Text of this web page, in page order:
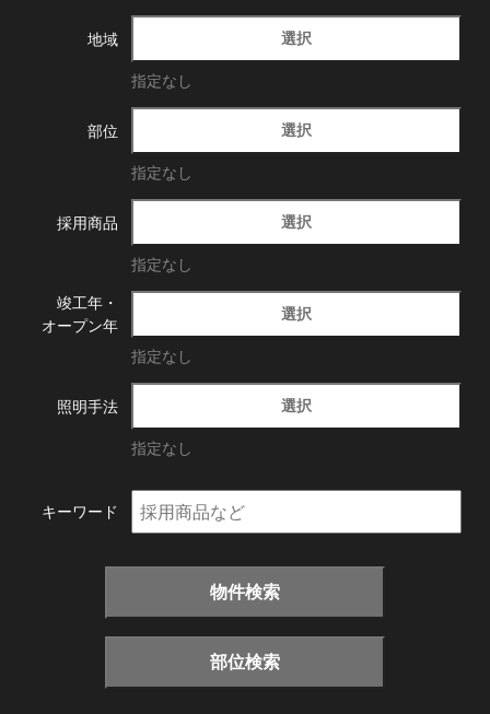
地域 選択
指定なし
部位 選択
指定なし
採用商品 選択
指定なし
竣工年・
オープン年
選択
指定なし
照明手法 選択
指定なし
キーワード
物件検索
部位検索